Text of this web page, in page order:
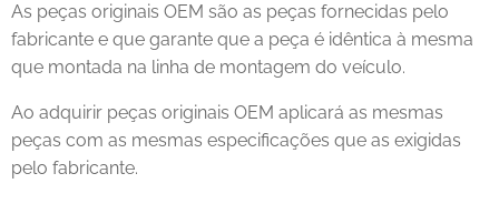
As peças originais OEM são as peças fornecidas pelo
fabricante e que garante que a peça é idêntica à mesma
que montada na linha de montagem do veículo.
Ao adquirir peças originais OEM aplicará as mesmas
peças com as mesmas especificações que as exigidas
pelo fabricante.